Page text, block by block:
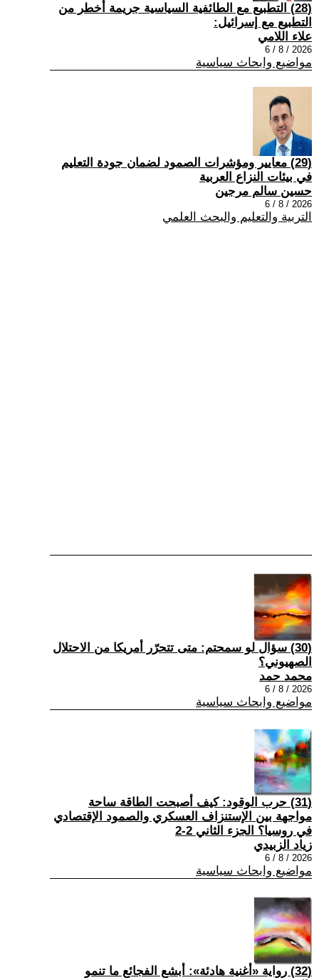
(28) التطبيع مع الطائفية السياسية جريمة أخطر من
التطبيع مع إسرائيل:
علاء اللامي
2026 / 8 / 6
مواضيع وابحاث سياسية
(29) معايير ومؤشرات الصمود لضمان جودة التعليم
في بيئات النزاع العربية
حسين سالم مرجين
2026 / 8 / 6
التربية والتعليم والبحث العلمي
(30) سؤال لو سمحتم: متى تتحرّر أمريكا من الاحتلال
الصهيوني؟
محمد حمد
2026 / 8 / 6
مواضيع وابحاث سياسية
(31) حرب الوقود: كيف أصبحت الطاقة ساحة
مواجهة بين الإستنزاف العسكري والصمود الإقتصادي
في روسيا؟ الجزء الثاني 2-2
زياد الزبيدي
2026 / 8 / 6
مواضيع وابحاث سياسية
(32) رواية «أغنية هادئة»: أبشع الفجائع ما تنمو